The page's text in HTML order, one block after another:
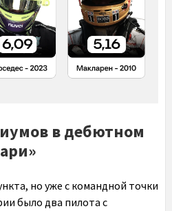
в дебютном
но уже с командной точки
было два пилота с